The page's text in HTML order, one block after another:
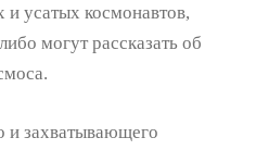
усатых космонавтов,
могут рассказать об
и захватывающего